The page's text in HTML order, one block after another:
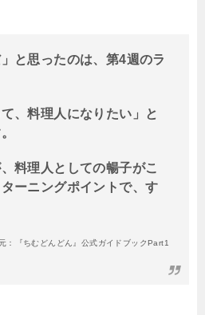
と思ったのは、第4週のラ
、料理人になりたい」と
料理人としての暢子がこ
ーニングポイントで、す
：『ちむどんどん』公式ガイドブックPart1